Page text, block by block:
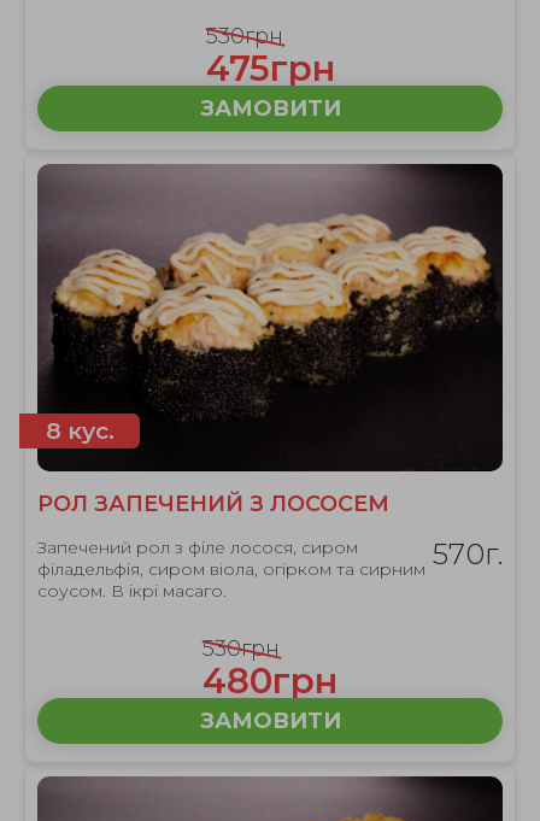
530грн
475грн
ЗАМОВИТИ
8 кус.
РОЛ ЗАПЕЧЕНИЙ З ЛОСОСЕМ
Запечений рол з філе лосося, сиром
філадельфія, сиром віола, огірком та сирним
соусом. В ікрі масаго.
570г.
530грн
480грн
ЗАМОВИТИ